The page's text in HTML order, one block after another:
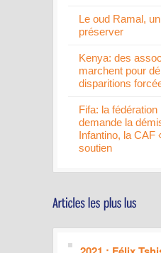
Le oud Ramal,
préserver
Kenya: des
marchent pour
disparitions
Fifa: la
demande la
Infantino, la
soutien